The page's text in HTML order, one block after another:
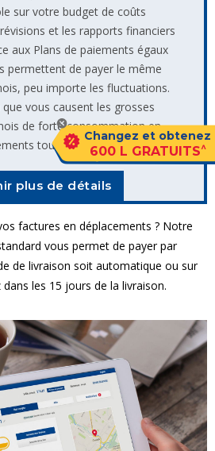
sur votre budget de coûts
et les rapports financiers
aux Plans de paiements égaux
permettent de payer le même
peu importe les fluctuations.
vous causent les grosses
de forte consommation en
tout au long de l’année.
plus de détails
factures en déplacements ? Notre
vous permet de payer par
de livraison soit automatique ou sur
les 15 jours de la livraison.
Changez et obtenez
600 L GRATUITS^